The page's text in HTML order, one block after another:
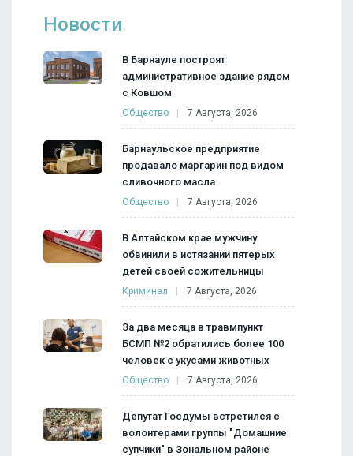
Новости
В Барнауле построят
административное здание рядом
с Ковшом
Общество 7 Августа, 2026
Барнаульское предприятие
продавало маргарин под видом
сливочного масла
Общество 7 Августа, 2026
В Алтайском крае мужчину
обвинили в истязании пятерых
детей своей сожительницы
Криминал 7 Августа, 2026
За два месяца в травмпункт
БСМП №2 обратились более 100
человек с укусами животных
Общество 7 Августа, 2026
Депутат Госдумы встретился с
волонтерами группы "Домашние
супчики" в Зональном районе